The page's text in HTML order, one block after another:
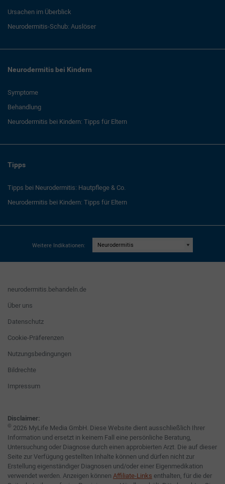
Ursachen im Überblick
Neurodermitis-Schub: Auslöser
Neurodermitis bei Kindern
Symptome
Behandlung
Neurodermitis bei Kindern: Tipps für Eltern
Tipps
Tipps bei Neurodermitis: Hautpflege & Co.
Neurodermitis bei Kindern: Tipps für Eltern
Weitere Indikationen:
neurodermitis.behandeln.de
Über uns
Datenschutz
Cookie-Präferenzen
Nutzungsbedingungen
Bildrechte
Impressum
Disclaimer:
© 2026 MyLife Media GmbH. Diese Website dient ausschließlich Ihrer
Information und ersetzt in keinem Fall eine persönliche Beratung,
Untersuchung oder Diagnose durch einen approbierten Arzt. Die auf dieser
Seite zur Verfügung gestellten Inhalte können und dürfen nicht zur
Erstellung eigenständiger Diagnosen und/oder einer Eigenmedikation
verwendet werden. Anzeigen können Affiliate-Links enthalten, für die der